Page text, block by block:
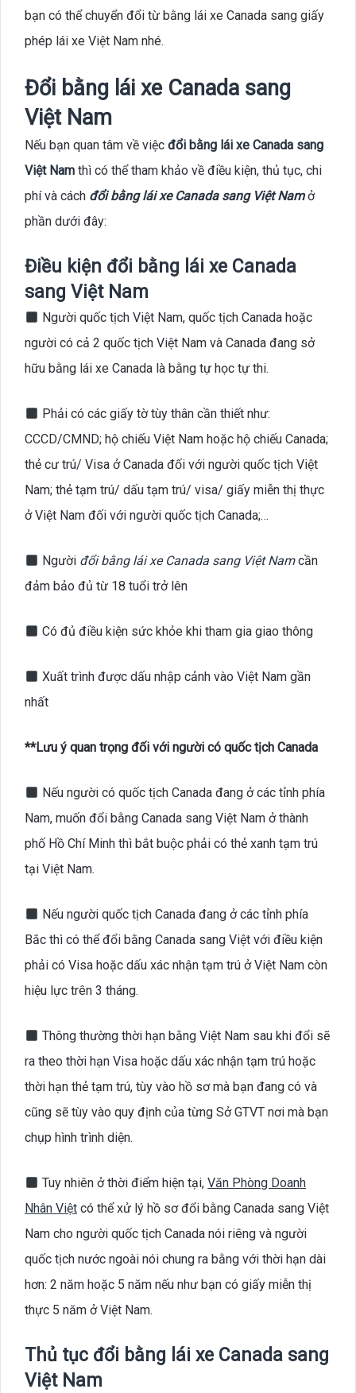
bạn có thể chuyển đổi từ bằng lái xe Canada sang giấy
phép lái xe Việt Nam nhé.
Đổi bằng lái xe Canada sang
Việt Nam
Nếu bạn quan tâm về việc đổi bằng lái xe Canada sang
Việt Nam thì có thể tham khảo về điều kiện, thủ tục, chi
phí và cách đổi bằng lái xe Canada sang Việt Namở
phần dưới đây:
Điều kiện đổi bằng lái xe Canada
sang Việt Nam
Người quốc tịch Việt Nam, quốc tịch Canada hoặc
người có cả 2 quốc tịch Việt Nam và Canada đang sở
hữu bằng lái xe Canada là bằng tự học tự thi.
Phải có các giấy tờ tùy thân cần thiết như:
CCCD/CMND; hộ chiếu Việt Nam hoặc hộ chiếu Canada;
thẻ cư trú/ Visa ở Canada đối với người quốc tịch Việt
Nam; thẻ tạm trú/ dấu tạm trú/ visa/ giấy miễn thị thực
ở Việt Nam đối với người quốc tịch Canada;…
Người đổi bằng lái xe Canada sang Việt Namcần
đảm bảo đủ từ 18 tuổi trở lên
Có đủ điều kiện sức khỏe khi tham gia giao thông
Xuất trình được dấu nhập cảnh vào Việt Nam gần
nhất
**Lưu ý quan trọng đối với người có quốc tịch Canada
Nếu người có quốc tịch Canada đang ở các tỉnh phía
Nam, muốn đổi bằng Canada sang Việt Nam ở thành
phố Hồ Chí Minh thì bắt buộc phải có thẻ xanh tạm trú
tại Việt Nam.
Nếu người quốc tịch Canada đang ở các tỉnh phía
Bắc thì có thể đổi bằng Canada sang Việt với điều kiện
phải có Visa hoặc dấu xác nhận tạm trú ở Việt Nam còn
hiệu lực trên 3 tháng.
Thông thường thời hạn bằng Việt Nam sau khi đổi sẽ
ra theo thời hạn Visa hoặc dấu xác nhận tạm trú hoặc
thời hạn thẻ tạm trú, tùy vào hồ sơ mà bạn đang có và
cũng sẽ tùy vào quy định của từng Sở GTVT nơi mà bạn
chụp hình trình diện.
Tuy nhiên ở thời điểm hiện tại,Văn Phòng Doanh
Nhân Việt có thể xử lý hồ sơ đổi bằng Canada sang Việt
Nam cho người quốc tịch Canada nói riêng và người
quốc tịch nước ngoài nói chung ra bằng với thời hạn dài
hơn: 2 năm hoặc 5 năm nếu như bạn có giấy miễn thị
thực 5 năm ở Việt Nam.
Thủ tục đổi bằng lái xe Canada sang
Việt Nam